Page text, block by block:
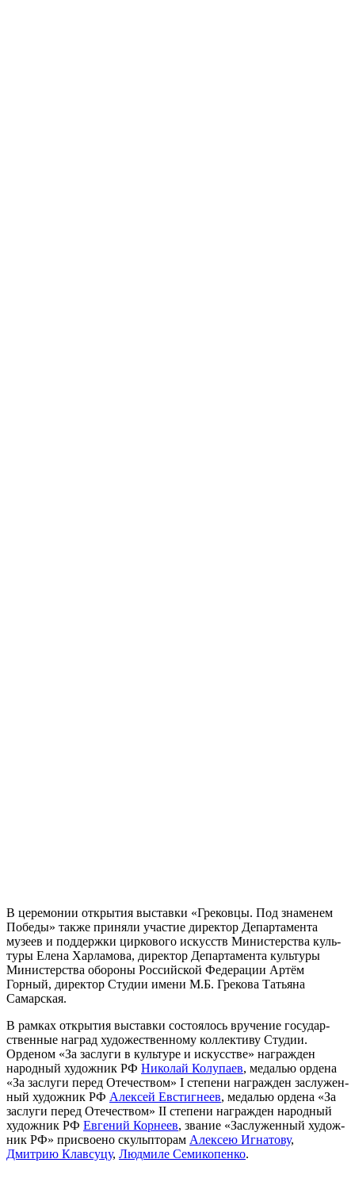
В цере­мо­нии откры­тия выстав­ки «Грековцы. Под зна­ме­нем
Победы» так­же при­ня­ли уча­стие дирек­тор Департамента
музеев и под­держ­ки цир­ко­во­го искусств Министерства куль­
ту­ры Елена Харламова, дирек­тор Департамента куль­ту­ры
Министерства обо­ро­ны Российской Федерации Артём
Горный, дирек­тор Студии име­ни М.Б. Грекова Татьяна
Самарская.
В рам­ках откры­тия выстав­ки состо­я­лось вру­че­ние госу­дар­
ствен­ные наград худо­же­ствен­но­му кол­лек­ти­ву Студии.
Орденом «За заслу­ги в куль­ту­ре и искус­стве» награж­ден
народ­ный худож­ник РФ Николай Колупаев, меда­лью орде­на
«За заслу­ги перед Отечеством» I сте­пе­ни награж­ден заслу­жен­
ный худож­ник РФ Алексей Евстигнеев, меда­лью орде­на «За
заслу­ги перед Отечеством» II сте­пе­ни награж­ден народ­ный
худож­ник РФ Евгений Корнеев, зва­ние «Заслуженный худож­
ник РФ» при­сво­е­но скуль­пто­рам Алексею Игнатову,
Дмитрию Клавсуцу, Людмиле Семикопенко.